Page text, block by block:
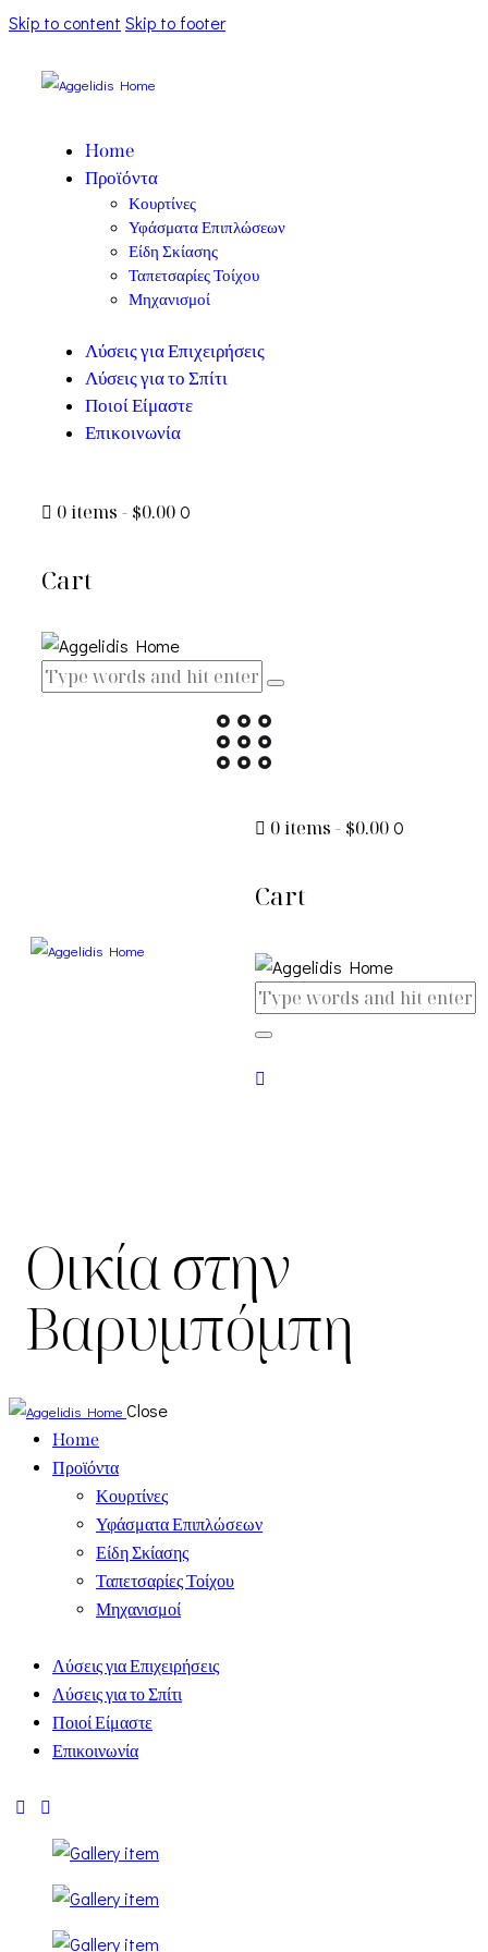
Skip to content Skip to footer
Home
Προϊόντα
Κουρτίνες
Υφάσματα Επιπλώσεων
Είδη Σκίασης
Ταπετσαρίες Τοίχου
Μηχανισμοί
Λύσεις για Επιχειρήσεις
Λύσεις για το Σπίτι
Ποιοί Είμαστε
Επικοινωνία
0 items - $0.000
Cart
0 items - $0.000
Cart
Οικία στην
Βαρυμπόμπη
Close
Home
Προϊόντα
Κουρτίνες
Υφάσματα Επιπλώσεων
Είδη Σκίασης
Ταπετσαρίες Τοίχου
Μηχανισμοί
Λύσεις για Επιχειρήσεις
Λύσεις για το Σπίτι
Ποιοί Είμαστε
Επικοινωνία